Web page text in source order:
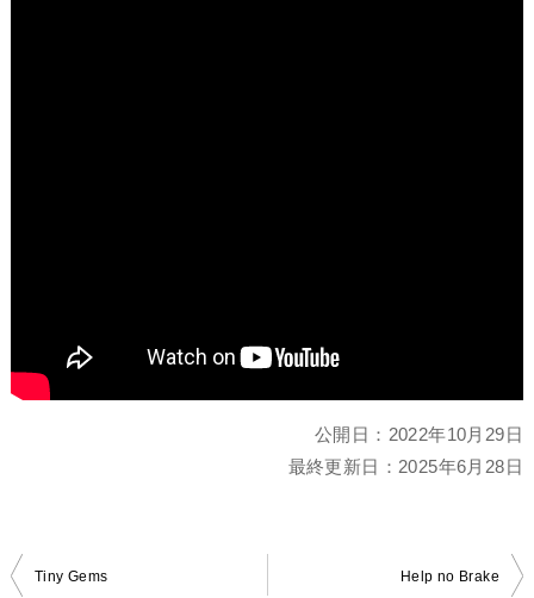
公開日： 2022年10月29日
最終更新日： 2025年6月28日
投
Tiny Gems
Help no Brake